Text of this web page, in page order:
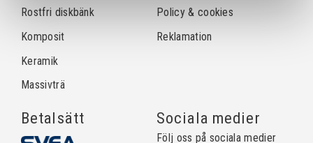
Rostfri diskbänk
Komposit
Keramik
Massivträ
Policy & cookies
Reklamation
Betalsätt Sociala medier
Följ oss på sociala medier